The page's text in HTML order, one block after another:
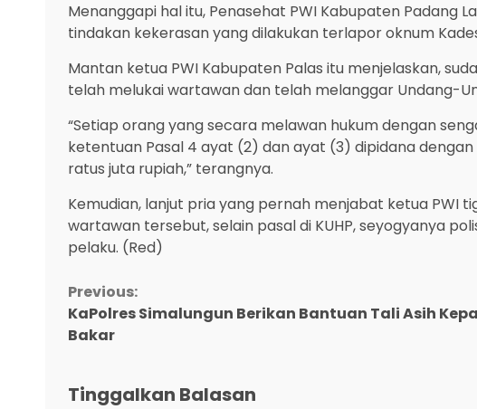
Menanggapi hal itu, Penasehat PWI Kabupaten Padang
tindakan kekerasan yang dilakukan terlapor oknum
Mantan ketua PWI Kabupaten Palas itu menjelaskan,
telah melukai wartawan dan telah melanggar Undang-
“Setiap orang yang secara melawan hukum dengan
ketentuan Pasal 4 ayat (2) dan ayat (3) dipidana
ratus juta rupiah,” terangnya.
Kemudian, lanjut pria yang pernah menjabat ketua PWI
wartawan tersebut, selain pasal di KUHP, seyogyanya
pelaku. (Red)
Continue
Reading
Previous:
KaPolres Simalungun Berikan Bantuan Tali Asih
Bakar
Tinggalkan Balasan